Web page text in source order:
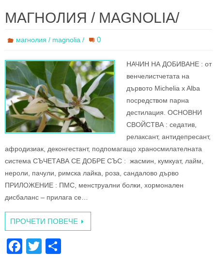
c
e
b
o
o
k
tt
er
ar
e
МАГНОЛИЯ / MAGNOLIA/
магнолия / magnolia / 0
НАЧИН НА ДОБИВАНЕ : oт
венчелистчетата на
дървото Michelia x Alba
посредством парна
дестилация. ОСНОВНИ
СВОЙСТВА : седатив,
релаксант, антидепресант,
афродизиак, деконгестант, подпомагащо храносмилателната
система СЪЧЕТАВА СЕ ДОБРЕ СЪС : жасмин, кумкуат, лайм,
нероли, пачули, римска лайка, роза, сандалово дърво
ПРИЛОЖЕНИЕ : ПМС, менструални болки, хормонален
дисбаланс – прилага се…
ПРОЧЕТИ ПОВЕЧЕ
F
T